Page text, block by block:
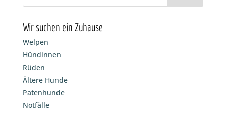
Wir suchen ein Zuhause
Welpen
Hündinnen
Rüden
Ältere Hunde
Patenhunde
Notfälle